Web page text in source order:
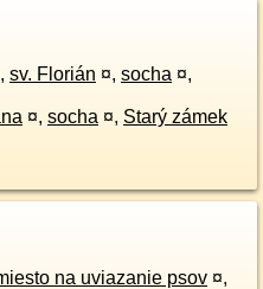
, sv. Florián ¤, socha ¤,
¤, socha ¤, Starý zámek
na uviazanie psov ¤,